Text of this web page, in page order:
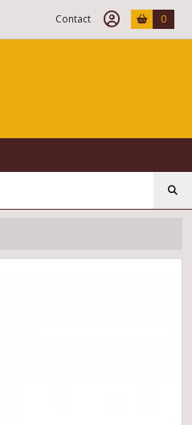
Contact 0